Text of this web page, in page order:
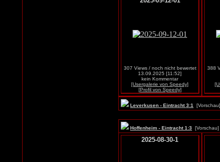
307 Views / noch nicht bewertet
13.09.2025 [11:52]
kein Kommentar
[Usergalerie von Speedy]
[Profil von Speedy]
388
Leverkusen - Eintracht 3:1
Hoffenheim - Eintracht 1:3
2025-08-30-1